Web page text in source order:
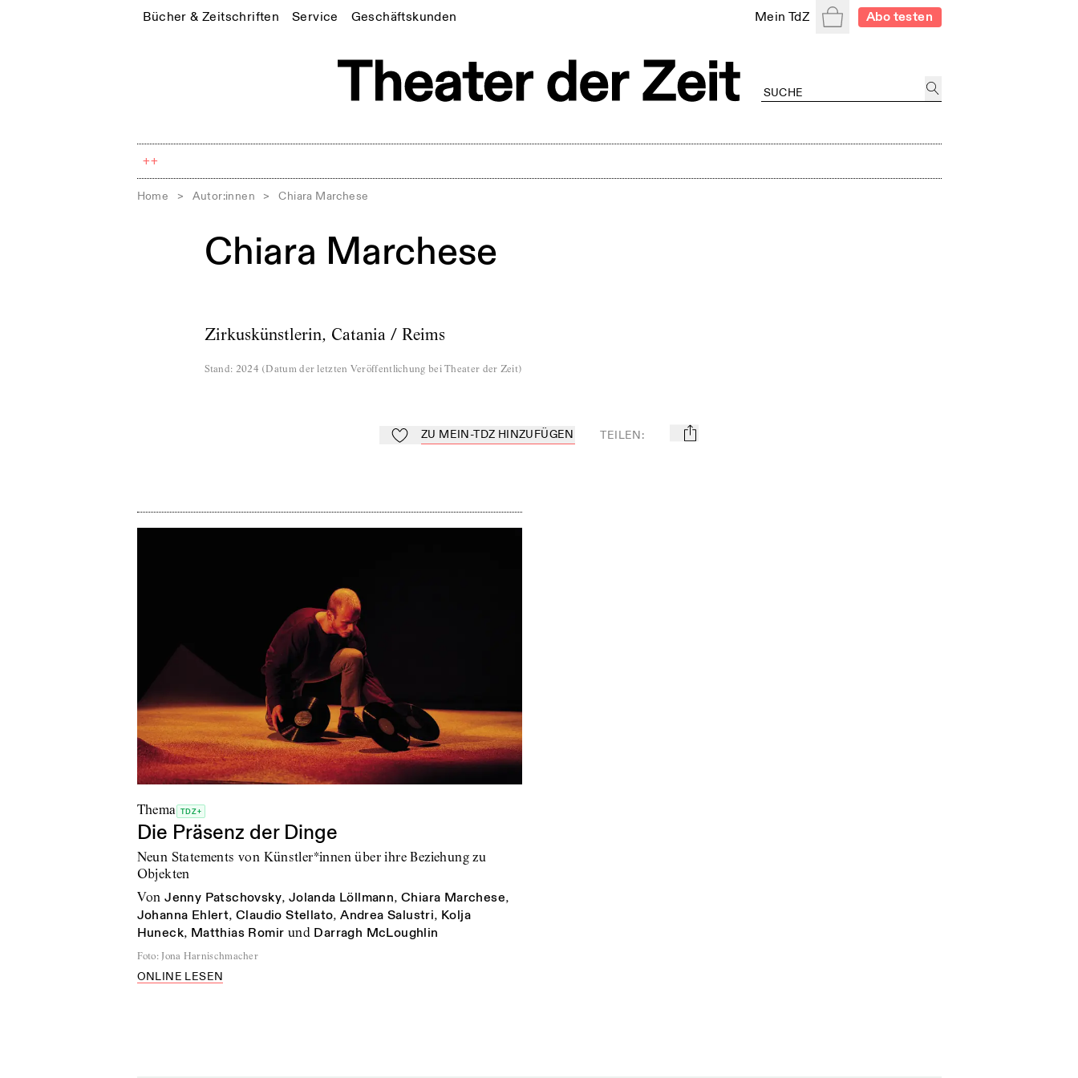
Bücher & Zeitschriften Service Geschäftskunden Mein TdZ WarenkorbAbo testen
++
Home > Autor:innen > Chiara Marchese
Chiara Marchese
Zirkuskünstlerin, Catania / Reims
Stand: 2024 (Datum der letzten Veröffentlichung bei Theater der Zeit)
Zu Mein-TdZ hinzufügen
ZU MEIN-TDZ HINZUFÜGEN TEILEN: mail
Thema TDZ+
Die Präsenz der Dinge
Neun Statements von Künstler*innen über ihre Beziehung zu
Objekten
von Jenny Patschovsky, Jolanda Löllmann, Chiara Marchese,
Johanna Ehlert, Claudio Stellato,Andrea Salustri, Kolja
Huneck, Matthias Romir und Darragh McLoughlin
Foto: Jona Harnischmacher
ONLINE LESEN